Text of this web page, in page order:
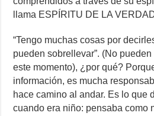
llama ESPÍRITU DE LA
“Tengo muchas cosas por
pueden sobrellevar”. (No
este momento), ¿por qué?
información, es mucha
hace camino al andar. Es lo que
cuando era niño: pensaba como